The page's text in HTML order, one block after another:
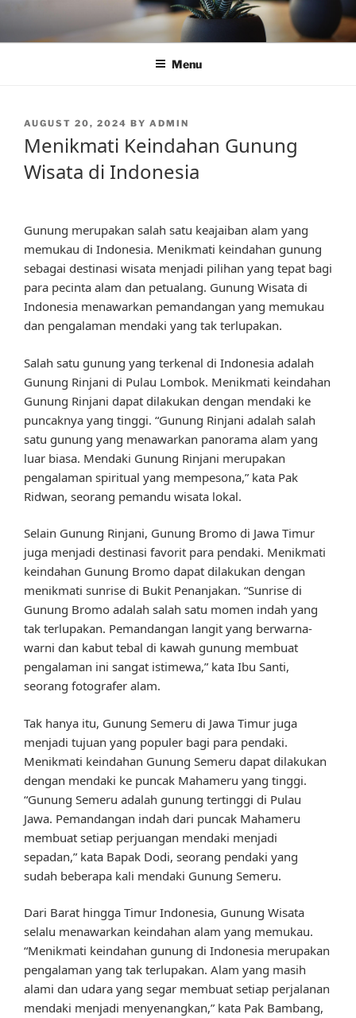
content
Menu
POSTED
AUGUST 20, 2024 BY ADMIN
Menikmati Keindahan Gunung
Wisata di Indonesia
Gunung merupakan salah satu keajaiban alam yang
memukau di Indonesia. Menikmati keindahan gunung
sebagai destinasi wisata menjadi pilihan yang tepat bagi
para pecinta alam dan petualang. Gunung Wisata di
Indonesia menawarkan pemandangan yang memukau
dan pengalaman mendaki yang tak terlupakan.
Salah satu gunung yang terkenal di Indonesia adalah
Gunung Rinjani di Pulau Lombok. Menikmati keindahan
Gunung Rinjani dapat dilakukan dengan mendaki ke
puncaknya yang tinggi. “Gunung Rinjani adalah salah
satu gunung yang menawarkan panorama alam yang
luar biasa. Mendaki Gunung Rinjani merupakan
pengalaman spiritual yang mempesona,” kata Pak
Ridwan, seorang pemandu wisata lokal.
Selain Gunung Rinjani, Gunung Bromo di Jawa Timur
juga menjadi destinasi favorit para pendaki. Menikmati
keindahan Gunung Bromo dapat dilakukan dengan
menikmati sunrise di Bukit Penanjakan. “Sunrise di
Gunung Bromo adalah salah satu momen indah yang
tak terlupakan. Pemandangan langit yang berwarna-
warni dan kabut tebal di kawah gunung membuat
pengalaman ini sangat istimewa,” kata Ibu Santi,
seorang fotografer alam.
Tak hanya itu, Gunung Semeru di Jawa Timur juga
menjadi tujuan yang populer bagi para pendaki.
Menikmati keindahan Gunung Semeru dapat dilakukan
dengan mendaki ke puncak Mahameru yang tinggi.
“Gunung Semeru adalah gunung tertinggi di Pulau
Jawa. Pemandangan indah dari puncak Mahameru
membuat setiap perjuangan mendaki menjadi
sepadan,” kata Bapak Dodi, seorang pendaki yang
sudah beberapa kali mendaki Gunung Semeru.
Dari Barat hingga Timur Indonesia, Gunung Wisata
selalu menawarkan keindahan alam yang memukau.
“Menikmati keindahan gunung di Indonesia merupakan
pengalaman yang tak terlupakan. Alam yang masih
alami dan udara yang segar membuat setiap perjalanan
mendaki menjadi menyenangkan,” kata Pak Bambang,